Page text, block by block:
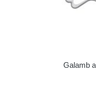
Galamb